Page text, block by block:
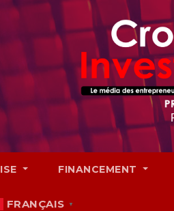
FINANCEMENT
FRANÇAIS ▼